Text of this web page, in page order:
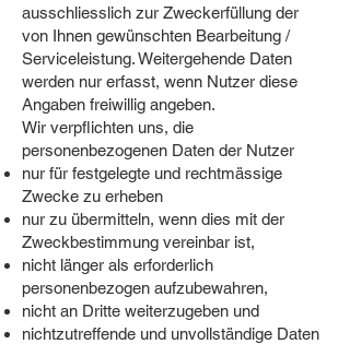
ausschliesslich zur Zweckerfüllung der
von Ihnen gewünschten Bearbeitung /
Serviceleistung. Weitergehende Daten
werden nur erfasst, wenn Nutzer diese
Angaben freiwillig angeben.
Wir verpflichten uns, die
personenbezogenen Daten der Nutzer
nur für festgelegte und rechtmässige
Zwecke zu erheben
nur zu übermitteln, wenn dies mit der
Zweckbestimmung vereinbar ist,
nicht länger als erforderlich
personenbezogen aufzubewahren,
nicht an Dritte weiterzugeben und
nichtzutreffende und unvollständige Daten